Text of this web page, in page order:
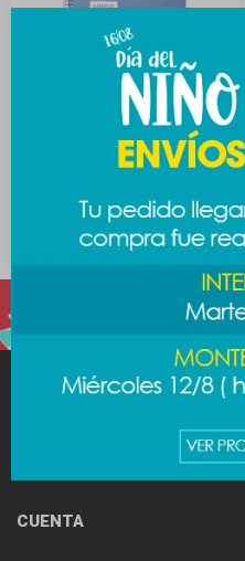
Cuadernola simple - azul
MINISO
CUENTA